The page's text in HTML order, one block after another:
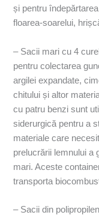
și pentru
floarea-soarelui,
– Sacii mari cu 4
pentru colectarea
argilei expandate,
chitului și altor
cu patru benzi sunt
siderurgică pentru a
materiale care
prelucrării lemnului a
mari. Aceste
transporta
– Sacii din